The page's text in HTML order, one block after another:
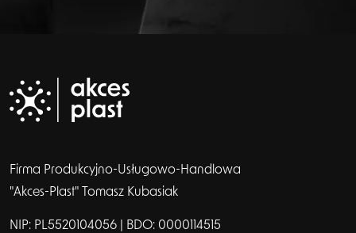
Firma Produkcyjno-Usługowo-Handlowa
"Akces-Plast" Tomasz Kubasiak
NIP: PL5520104056 | BDO: 0000114515